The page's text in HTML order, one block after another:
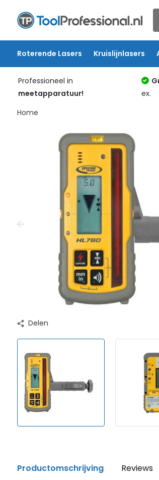
Roterende Lasers Kruislijnlasers
Professioneel in
meetapparatuur!
ex.
Home
Delen
Productomschrijving Reviews